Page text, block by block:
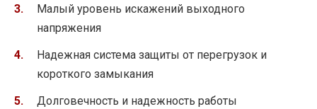
Малый уровень искажений выходного
напряжения
Надежная система защиты от перегрузок и
короткого замыкания
Долговечность и надежность работы